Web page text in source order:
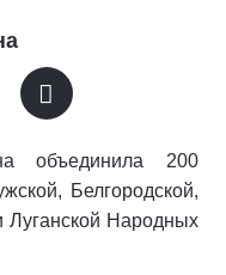
объединила 200
Белгородской,
Луганской Народных